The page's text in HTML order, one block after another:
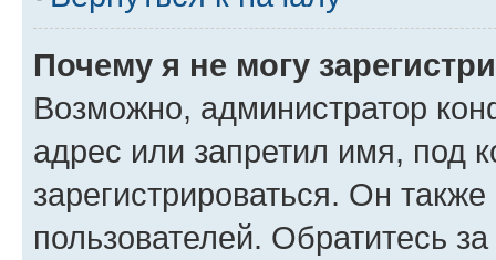
Почему я не могу
Возможно, администратор
адрес или запретил имя, под
зарегистрироваться. Он
пользователей. Обратитесь